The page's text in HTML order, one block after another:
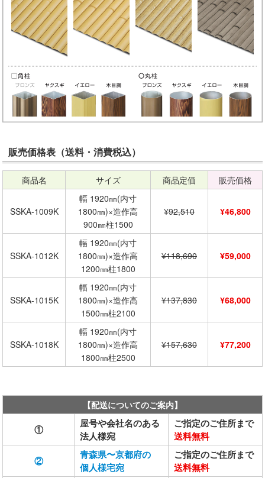
販売価格表（送料・消費税込）
商品名 サイズ 商品定価 販売価格
SSKA-1009K
幅 1920㎜(内寸
1800㎜)×造作高
900㎜柱1500
¥92,510 ¥46,800
SSKA-1012K
幅 1920㎜(内寸
1800㎜)×造作高
1200㎜柱1800
¥118,690 ¥59,000
SSKA-1015K
幅 1920㎜(内寸
1800㎜)×造作高
1500㎜柱2100
¥137,830 ¥68,000
SSKA-1018K
幅 1920㎜(内寸
1800㎜)×造作高
1800㎜柱2500
¥157,630 ¥77,200
【配送についてのご案内】
①
屋号や会社名のある
法人様宛
ご指定のご住所まで
送料無料
②
青森県〜京都府の
個人様宅宛
ご指定のご住所まで
送料無料